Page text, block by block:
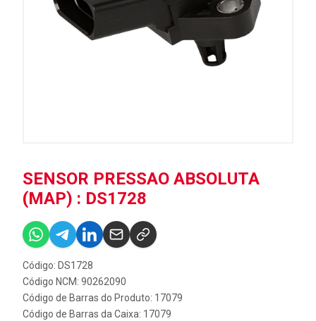
SENSOR PRESSAO ABSOLUTA
(MAP) : DS1728
Código: DS1728
Código NCM: 90262090
Código de Barras do Produto: 17079
Código de Barras da Caixa: 17079